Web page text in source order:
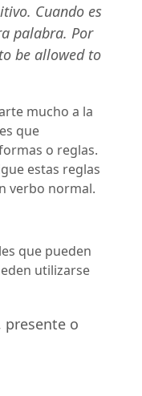
Cuando es
palabra. Por
be allowed to
mucho a la
que
o reglas.
estas reglas
verbo normal.
que pueden
utilizarse
presente o